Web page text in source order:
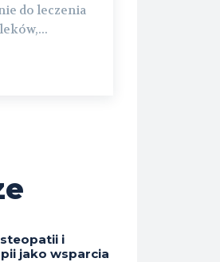
do leczenia
i
jako wsparcia